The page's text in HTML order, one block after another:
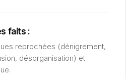
faits :
reprochées (dénigrement,
désorganisation) et